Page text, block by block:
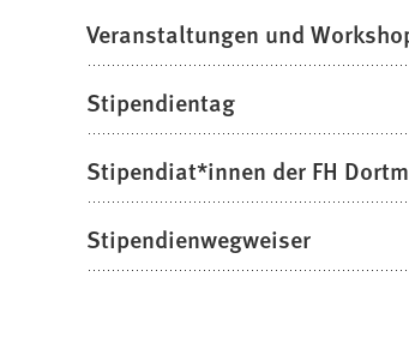
b
)
t
i
n
e
n
e
m
n
Veranstaltungen und
Stipendientag
Stipendiat*innen der FH
Stipendienwegweiser